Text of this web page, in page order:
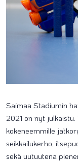
Saimaa Stadiumin
2021 on nyt
kokeneemmille
seikkailukerho,
sekä uutuutena